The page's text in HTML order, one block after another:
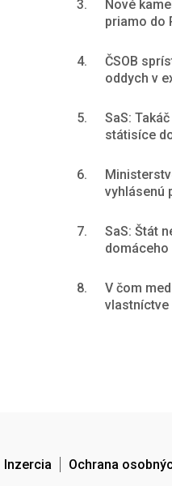
3.
Nové
priamo do
4.
ČSOB
oddych v
5.
SaS:
státisíce
6.
vyhlásenú
7.
SaS: Štát
domáceho
8.
V čom
vlastníctve
Inzercia Ochrana